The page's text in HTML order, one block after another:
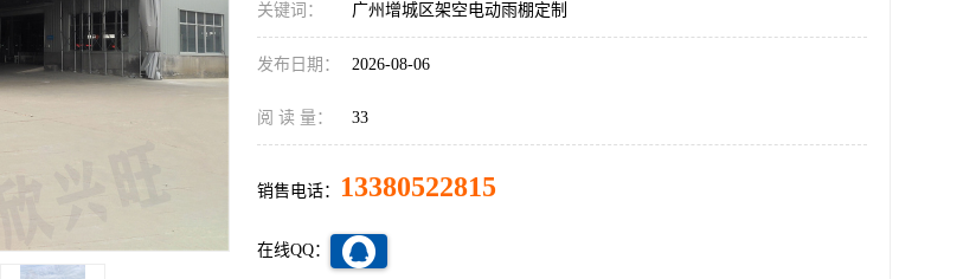
关键词： 广州增城区架空电动雨棚定制
发布日期： 2026-08-06
阅 读 量： 33
销售电话： 13380522815
在线QQ：